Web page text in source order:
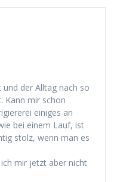
der Alltag nach so
Kann mir schon
einiges an
bei einem Lauf, ist
stolz, wenn man es
mir jetzt aber nicht